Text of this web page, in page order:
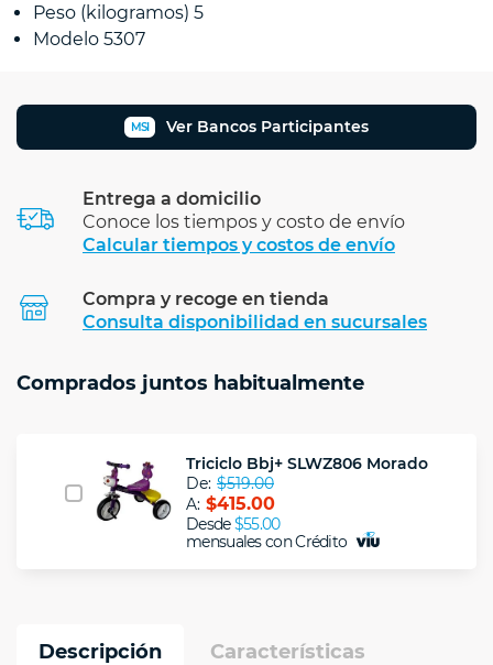
Peso (kilogramos) 5
Modelo 5307
MSI Ver Bancos Participantes
Entrega a domicilio
Conoce los tiempos y costo de envío
Calcular tiempos y costos de envío
Compra y recoge en tienda
Consulta disponibilidad en sucursales
Comprados juntos habitualmente
Triciclo Bbj+ SLWZ806 Morado
De: $519.00
A: $415.00
Desde$55.00
mensuales con Crédito
Descripción Características